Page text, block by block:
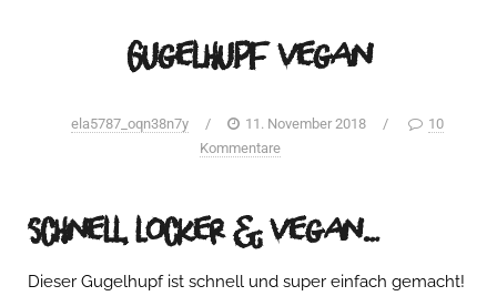
Gugelhupf vegan
ela5787_oqn38n7y / 11. November 2018 /
10
Kommentare
schnell, locker & vegan…
Dieser Gugelhupf ist schnell und super einfach gemacht!